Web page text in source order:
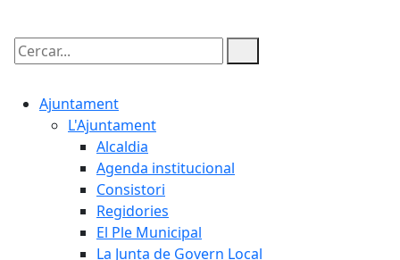
Cercar:
Ajuntament
L'Ajuntament
Alcaldia
Agenda institucional
Consistori
Regidories
El Ple Municipal
La Junta de Govern Local